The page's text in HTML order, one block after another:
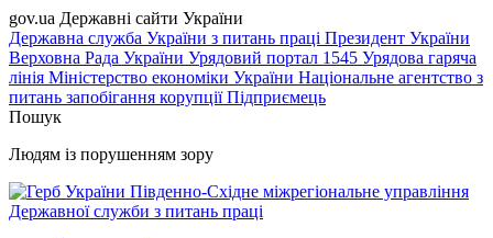
gov.ua Державні сайти України
Державна служба України з питань праці Президент України
Верховна Рада України Урядовий портал 1545 Урядова гаряча
лінія Міністерство економіки України Національне агентство з
питань запобігання корупціїПідприємець
Пошук
Людям із порушенням зору
Південно-Східне міжрегіональне управління
Державної служби з питань праці